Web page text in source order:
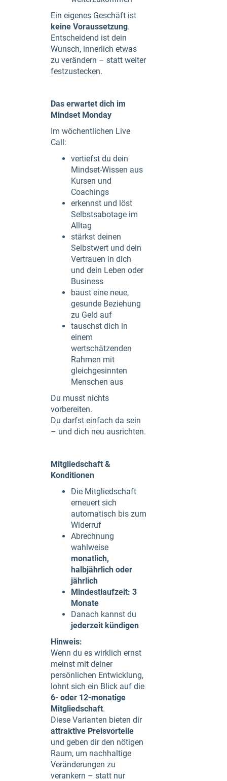
Ein eigenes Geschäft ist
keine Voraussetzung.
Entscheidend ist dein
Wunsch, innerlich etwas
zu verändern – statt weiter
festzustecken.
Das erwartet dich im
Mindset Monday
Im wöchentlichen Live
Call:
vertiefst du dein
Mindset-Wissen aus
Kursen und
Coachings
erkennst und löst
Selbstsabotage im
Alltag
stärkst deinen
Selbstwert und dein
Vertrauen in dich
und dein Leben oder
Business
baust eine neue,
gesunde Beziehung
zu Geld auf
tauschst dich in
einem
wertschätzenden
Rahmen mit
gleichgesinnten
Menschen aus
Du musst nichts
vorbereiten.
Du darfst einfach da sein
– und dich neu ausrichten.
Mitgliedschaft &
Konditionen
Die Mitgliedschaft
erneuert sich
automatisch bis zum
Widerruf
Abrechnung
wahlweise
monatlich,
halbjährlich oder
jährlich
Mindestlaufzeit: 3
Monate
Danach kannst du
jederzeit kündigen
Hinweis:
Wenn du es wirklich ernst
meinst mit deiner
persönlichen Entwicklung,
lohnt sich ein Blick auf die
6- oder 12-monatige
Mitgliedschaft.
Diese Varianten bieten dir
attraktive Preisvorteile
und geben dir den nötigen
Raum, um nachhaltige
Veränderungen zu
verankern – statt nur